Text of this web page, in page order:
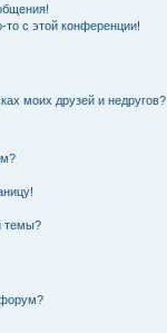
то с этой конференции!
моих друзей и недругов?
темы?